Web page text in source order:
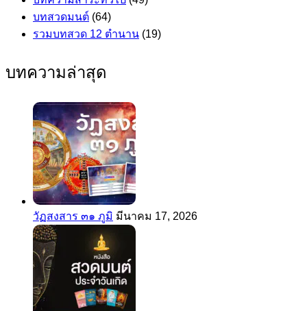
บทสวดมนต์ (64)
รวมบทสวด 12 ตำนาน (19)
บทความล่าสุด
วัฏสงสาร ๓๑ ภูมิ มีนาคม 17, 2026